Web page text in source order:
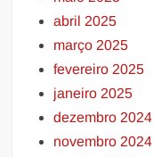
abril 2025
março 2025
fevereiro 2025
janeiro 2025
dezembro 2024
novembro 2024